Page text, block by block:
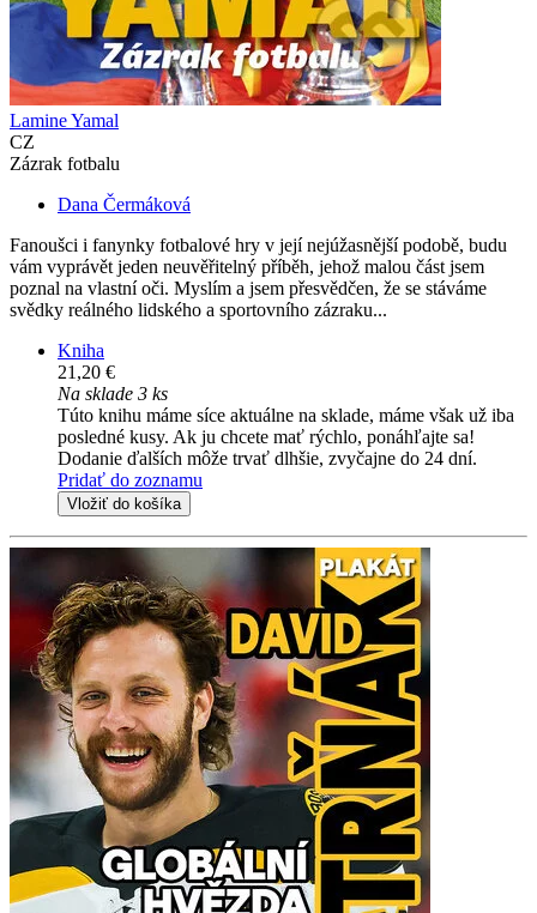
Lamine Yamal
CZ
Zázrak fotbalu
Dana Čermáková
Fanoušci i fanynky fotbalové hry v její nejúžasnější podobě, budu
vám vyprávět jeden neuvěřitelný příběh, jehož malou část jsem
poznal na vlastní oči. Myslím a jsem přesvědčen, že se stáváme
svědky reálného lidského a sportovního zázraku...
Kniha
21,20 €
Na sklade 3 ks
Túto knihu máme síce aktuálne na sklade, máme však už iba
posledné kusy. Ak ju chcete mať rýchlo, ponáhľajte sa!
Dodanie ďalších môže trvať dlhšie, zvyčajne do 24 dní.
Pridať do zoznamu
Vložiť do košíka